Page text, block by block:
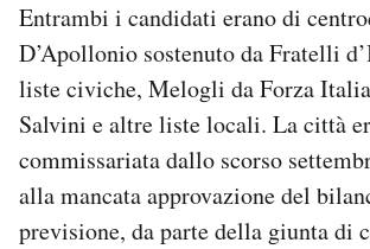
Entrambi i candidati erano di
D’Apollonio sostenuto da Fratelli
liste civiche, Melogli da Forza
Salvini e altre liste locali. La città
commissariata dallo scorso
alla mancata approvazione del
previsione, da parte della giunta di